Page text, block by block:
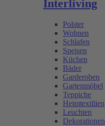
Interliving
Polster
Wohnen
Schlafen
Speisen
Küchen
Bäder
Garderoben
Gartenmöbel
Teppiche
Heimtextilien
Leuchten
Dekorationen